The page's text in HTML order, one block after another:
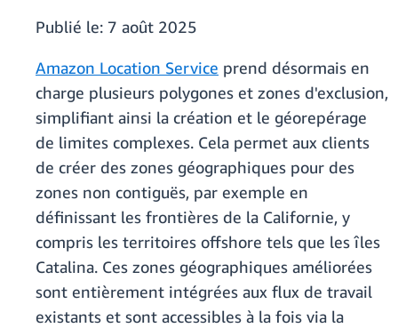
Publié le: 7 août 2025
Amazon Location Service prend désormais en
charge plusieurs polygones et zones d'exclusion,
simplifiant ainsi la création et le géorepérage
de limites complexes. Cela permet aux clients
de créer des zones géographiques pour des
zones non contiguës, par exemple en
définissant les frontières de la Californie, y
compris les territoires offshore tels que les îles
Catalina. Ces zones géographiques améliorées
sont entièrement intégrées aux flux de travail
existants et sont accessibles à la fois via la